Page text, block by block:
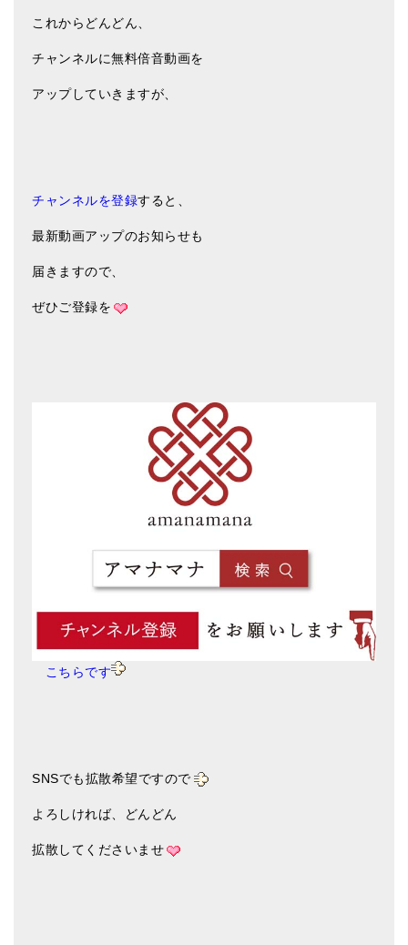
これからどんどん、
チャンネルに無料倍音動画を
アップしていきますが、
チャンネルを登録すると、
最新動画アップのお知らせも
届きますので、
ぜひご登録を
こちらです
SNSでも拡散希望ですので
よろしければ、どんどん
拡散してくださいませ